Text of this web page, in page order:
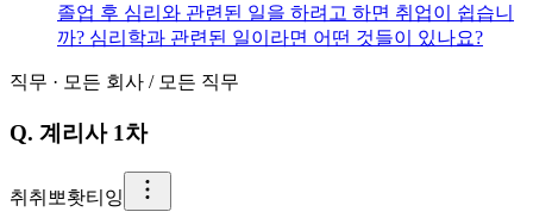
졸업 후 심리와 관련된 일을 하려고 하면 취업이 쉽습니
까? 심리학과 관련된 일이라면 어떤 것들이 있나요?
직무 · 모든 회사 / 모든 직무
Q. 계리사 1차
취 취뽀홧티잉